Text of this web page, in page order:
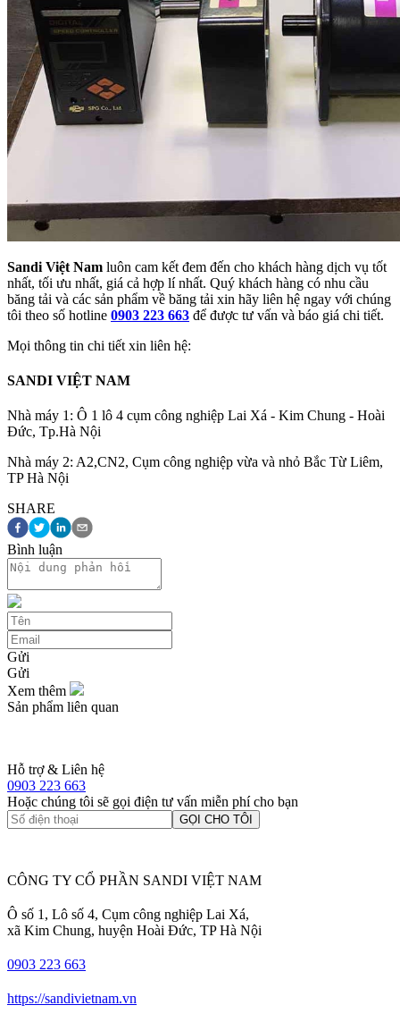
Sandi Việt Nam luôn cam kết đem đến cho khách hàng dịch vụ tốt
nhất, tối ưu nhất, giá cả hợp lí nhất. Quý khách hàng có nhu cầu
băng tải và các sản phẩm về băng tải xin hãy liên hệ ngay với chúng
tôi theo số hotline 0903 223 663 để được tư vấn và báo giá chi tiết.
Mọi thông tin chi tiết xin liên hệ:
SANDI VIỆT NAM
Nhà máy 1: Ô 1 lô 4 cụm công nghiệp Lai Xá - Kim Chung - Hoài
Đức, Tp.Hà Nội
Nhà máy 2: A2,CN2, Cụm công nghiệp vừa và nhỏ Bắc Từ Liêm,
TP Hà Nội
SHARE
Bình luận
Gửi
Gửi
Xem thêm
Sản phẩm liên quan
Hỗ trợ & Liên hệ
0903 223 663
Hoặc chúng tôi sẽ gọi điện tư vấn miễn phí cho bạn
GỌI CHO TÔI
CÔNG TY CỔ PHẦN SANDI VIỆT NAM
Ô số 1, Lô số 4, Cụm công nghiệp Lai Xá,
xã Kim Chung, huyện Hoài Đức, TP Hà Nội
0903 223 663
https://sandivietnam.vn